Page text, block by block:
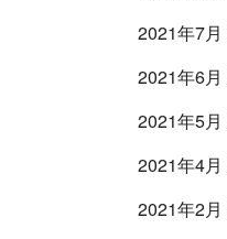
2021年7月
2021年6月
2021年5月
2021年4月
2021年2月